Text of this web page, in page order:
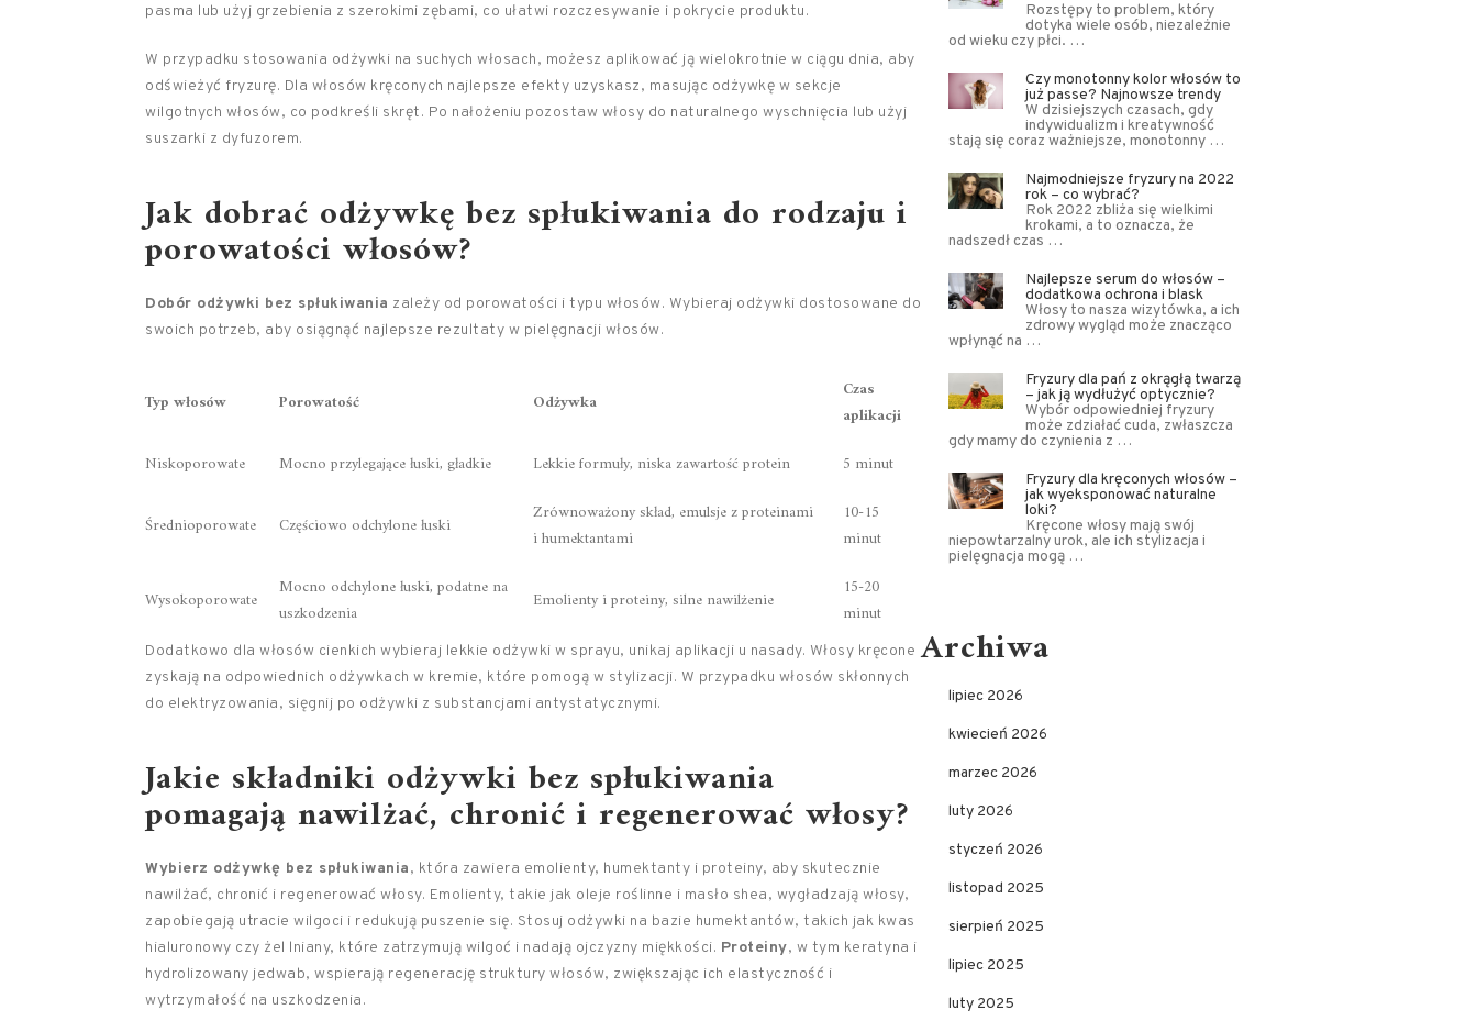
pasma lub użyj grzebienia z szerokimi zębami, co ułatwi rozczesywanie i pokrycie produktu.
W przypadku stosowania odżywki na suchych włosach, możesz aplikować ją wielokrotnie w ciągu dnia, aby
odświeżyć fryzurę. Dla włosów kręconych najlepsze efekty uzyskasz, masując odżywkę w sekcje
wilgotnych włosów, co podkreśli skręt. Po nałożeniu pozostaw włosy do naturalnego wyschnięcia lub użyj
suszarki z dyfuzorem.
Jak dobrać odżywkę bez spłukiwania do rodzaju i
porowatości włosów?
Dobór odżywki bez spłukiwania zależy od porowatości i typu włosów. Wybieraj odżywki dostosowane do
swoich potrzeb, aby osiągnąć najlepsze rezultaty w pielęgnacji włosów.
Typ włosów Porowatość Odżywka
Czas
aplikacji
Niskoporowate
Mocno przylegające łuski, gładkie Lekkie formuły, niska zawartość protein 5 minut
Średnioporowate Częściowo odchylone łuski
Zrównoważony skład, emulsje z proteinami
i humektantami
10-15
minut
Wysokoporowate
Mocno odchylone łuski, podatne na
uszkodzenia
Emolienty i proteiny, silne nawilżenie
15-20
minut
Dodatkowo dla włosów cienkich wybieraj lekkie odżywki w sprayu, unikaj aplikacji u nasady. Włosy kręcone
zyskają na odpowiednich odżywkach w kremie, które pomogą w stylizacji. W przypadku włosów skłonnych
do elektryzowania, sięgnij po odżywki z substancjami antystatycznymi.
Jakie składniki odżywki bez spłukiwania
pomagają nawilżać, chronić i regenerować włosy?
Wybierz odżywkę bez spłukiwania, która zawiera emolienty, humektanty i proteiny, aby skutecznie
nawilżać, chronić i regenerować włosy. Emolienty, takie jak oleje roślinne i masło shea, wygładzają włosy,
zapobiegają utracie wilgoci i redukują puszenie się. Stosuj odżywki na bazie humektantów, takich jak kwas
hialuronowy czy żel lniany, które zatrzymują wilgoć i nadają ojczyzny miękkości. Proteiny, w tym keratyna i
hydrolizowany jedwab, wspierają regenerację struktury włosów, zwiększając ich elastyczność i
wytrzymałość na uszkodzenia.
Rozstępy to problem, który
dotyka wiele osób, niezależnie
od wieku czy płci. …
Czy monotonny kolor włosów to
już passe? Najnowsze trendy
W dzisiejszych czasach, gdy
indywidualizm i kreatywność
stają się coraz ważniejsze, monotonny …
Najmodniejsze fryzury na 2022
rok – co wybrać?
Rok 2022 zbliża się wielkimi
krokami, a to oznacza, że
nadszedł czas …
Najlepsze serum do włosów –
dodatkowa ochrona i blask
Włosy to nasza wizytówka, a ich
zdrowy wygląd może znacząco
wpłynąć na …
Fryzury dla pań z okrągłą twarzą
– jak ją wydłużyć optycznie?
Wybór odpowiedniej fryzury
może zdziałać cuda, zwłaszcza
gdy mamy do czynienia z …
Fryzury dla kręconych włosów –
jak wyeksponować naturalne
loki?
Kręcone włosy mają swój
niepowtarzalny urok, ale ich stylizacja i
pielęgnacja mogą …
Archiwa
lipiec 2026
kwiecień 2026
marzec 2026
luty 2026
styczeń 2026
listopad 2025
sierpień 2025
lipiec 2025
luty 2025